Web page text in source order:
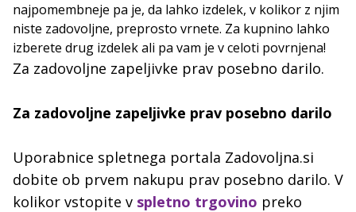
najpomembneje pa je, da lahko izdelek, v kolikor z njim
niste zadovoljne, preprosto vrnete. Za kupnino lahko
izberete drug izdelek ali pa vam je v celoti povrnjena!
Za zadovoljne zapeljivke prav posebno darilo.
Za zadovoljne zapeljivke prav posebno darilo
Uporabnice spletnega portala Zadovoljna.si
dobite ob prvem nakupu prav posebno darilo. V
kolikor vstopite v spletno trgovino preko